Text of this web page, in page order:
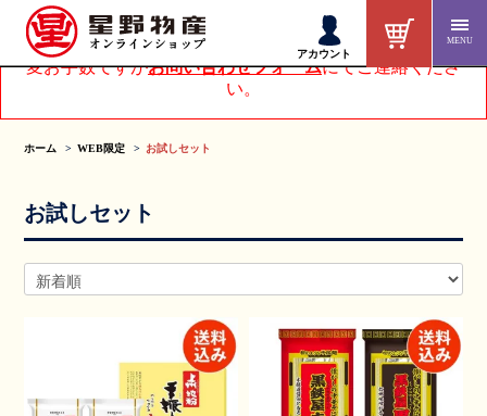
アカウント
MENU
アカウントページにてお客様情報を変更された方は、大
変お手数ですがお問い合わせフォームにてご連絡くださ
い。
ホーム WEB限定 お試しセット
お試しセット